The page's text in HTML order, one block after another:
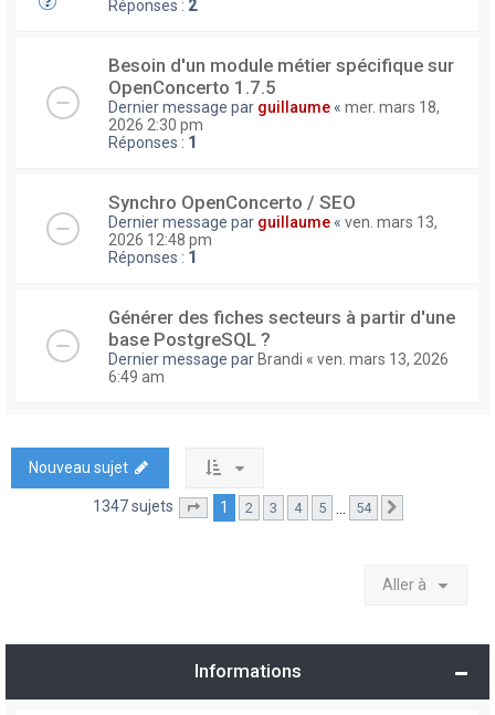
Réponses : 2
Besoin d'un module métier spécifique sur
OpenConcerto 1.7.5
Dernier message par guillaume « mer. mars 18,
2026 2:30 pm
Réponses : 1
Synchro OpenConcerto / SEO
Dernier message par guillaume « ven. mars 13,
2026 12:48 pm
Réponses : 1
Générer des fiches secteurs à partir d'une
base PostgreSQL ?
Dernier message par Brandi « ven. mars 13, 2026
6:49 am
Nouveau sujet
1347 sujets Page sur54
1 2 3 4 5 54
Aller à
Informations